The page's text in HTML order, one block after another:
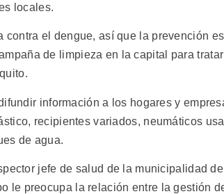
locales.
contra el dengue, así que la prevención
de limpieza en la capital para
información a los hogares y
recipientes variados, neumáticos
de agua.
jefe de salud de la municipalidad
le preocupa la relación entre la gestión